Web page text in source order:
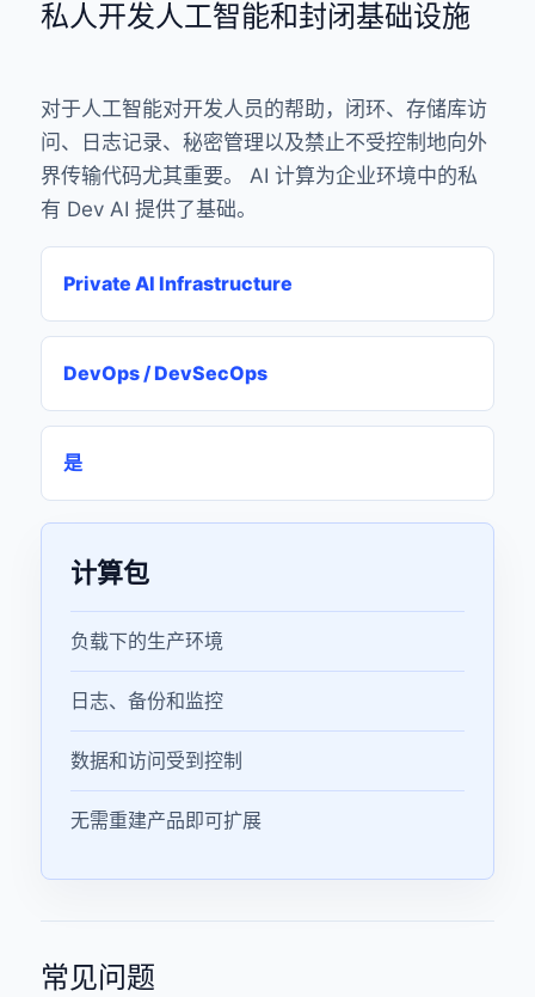
私人开发人工智能和封闭基础设施
对于人工智能对开发人员的帮助，闭环、存储库访
问、日志记录、秘密管理以及禁止不受控制地向外
界传输代码尤其重要。 AI 计算为企业环境中的私
有 Dev AI 提供了基础。
Private AI Infrastructure
DevOps / DevSecOps
是
计算包
负载下的生产环境
日志、备份和监控
数据和访问受到控制
无需重建产品即可扩展
常见问题